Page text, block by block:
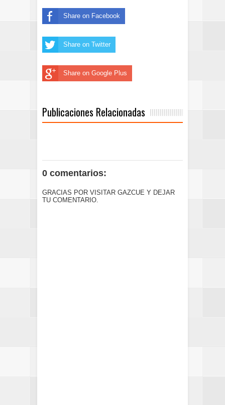
Share on Facebook
Share on Twitter
Share on Google Plus
Publicaciones Relacionadas
0 comentarios:
GRACIAS POR VISITAR GAZCUE Y DEJAR
TU COMENTARIO.